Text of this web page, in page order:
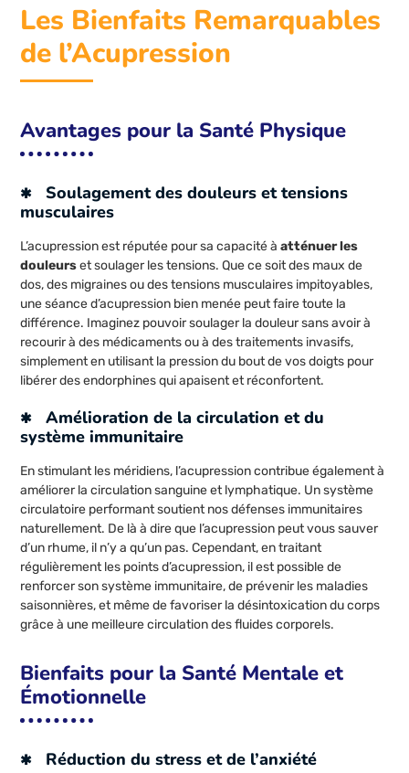
Les Bienfaits Remarquables
de l’Acupression
Avantages pour la Santé Physique
Soulagement des douleurs et tensions
musculaires
L’acupression est réputée pour sa capacité àatténuer les
douleurset soulager les tensions. Que ce soit des maux de
dos, des migraines ou des tensions musculaires impitoyables,
une séance d’acupression bien menée peut faire toute la
différence. Imaginez pouvoir soulager la douleur sans avoir à
recourir à des médicaments ou à des traitements invasifs,
simplement en utilisant la pression du bout de vos doigts pour
libérer des endorphines qui apaisent et réconfortent.
Amélioration de la circulation et du
système immunitaire
En stimulant les méridiens, l’acupression contribue également à
améliorer la circulation sanguine et lymphatique. Un système
circulatoire performant soutient nos défenses immunitaires
naturellement. De là à dire que l’acupression peut vous sauver
d’un rhume, il n’y a qu’un pas. Cependant, en traitant
régulièrement les points d’acupression, il est possible de
renforcer son système immunitaire, de prévenir les maladies
saisonnières, et même de favoriser la désintoxication du corps
grâce à une meilleure circulation des fluides corporels.
Bienfaits pour la Santé Mentale et
Émotionnelle
Réduction du stress et de l’anxiété